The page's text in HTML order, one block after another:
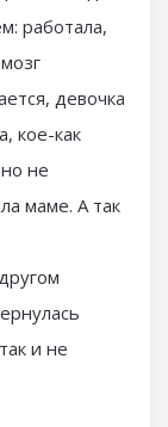
работала,
девочка
кое-как
не
маме. А так
и не